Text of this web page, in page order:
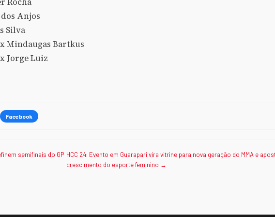
Anjos
Silva
Mindaugas Bartkus
Jorge Luiz
Facebook
semifinais do GP HCC 24: Evento em Guarapari vira vitrine para nova geração do MMA e
crescimento do esporte feminino →